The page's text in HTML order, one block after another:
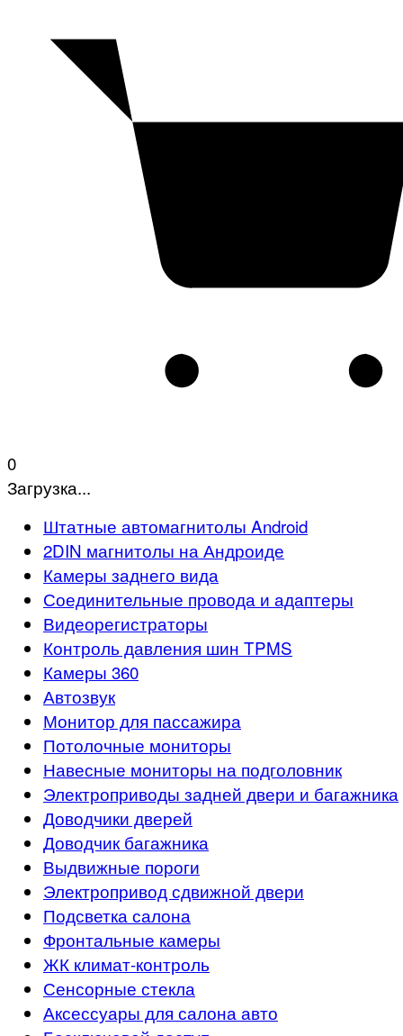
0
Загрузка...
Штатные автомагнитолы Android
2DIN магнитолы на Андроиде
Камеры заднего вида
Соединительные провода и адаптеры
Видеорегистраторы
Контроль давления шин TPMS
Камеры 360
Автозвук
Монитор для пассажира
Потолочные мониторы
Навесные мониторы на подголовник
Электроприводы задней двери и багажника
Доводчики дверей
Доводчик багажника
Выдвижные пороги
Электропривод сдвижной двери
Подсветка салона
Фронтальные камеры
ЖК климат-контроль
Сенсорные стекла
Аксессуары для салона авто